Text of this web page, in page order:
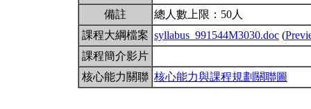
備註
總人數上限：50人
課程大綱檔案 syllabus_991544M3030.doc (
課程簡介影片
核心能力關聯 核心能力與課程規劃關聯圖